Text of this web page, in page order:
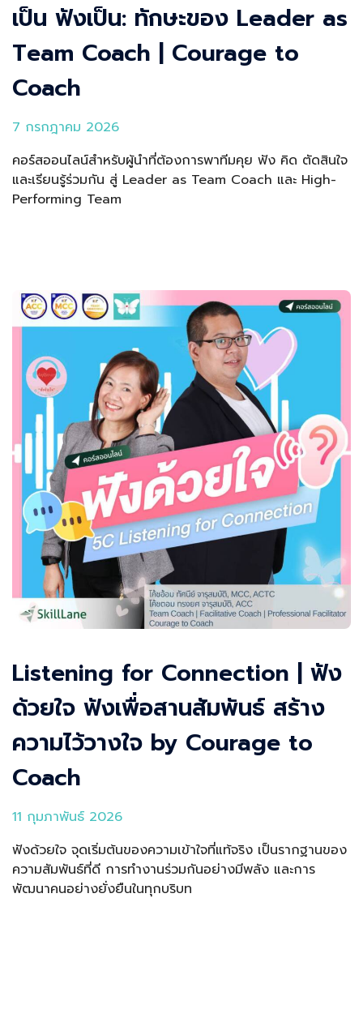
เป็น ฟังเป็น: ทักษะของ Leader as
Team Coach | Courage to
Coach
7 กรกฎาคม 2026
คอร์สออนไลน์สำหรับผู้นำที่ต้องการพาทีมคุย ฟัง คิด ตัดสินใจ
และเรียนรู้ร่วมกัน สู่ Leader as Team Coach และ High-
Performing Team
Listening for Connection | ฟัง
ด้วยใจ ฟังเพื่อสานสัมพันธ์ สร้าง
ความไว้วางใจ by Courage to
Coach
11 กุมภาพันธ์ 2026
ฟังด้วยใจ จุดเริ่มต้นของความเข้าใจที่แท้จริง เป็นรากฐานของ
ความสัมพันธ์ที่ดี การทำงานร่วมกันอย่างมีพลัง และการ
พัฒนาคนอย่างยั่งยืนในทุกบริบท